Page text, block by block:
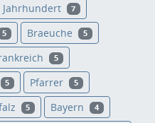
Jahrhundert 7
5 Braeuche 5
5
5 Pfarrer 5
5 Bayern 4